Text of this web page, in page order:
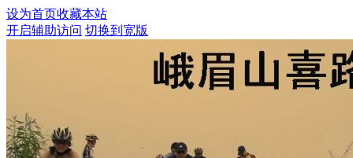
设为首页收藏本站
开启辅助访问 切换到宽版